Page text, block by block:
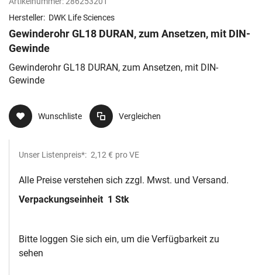
Hersteller: DWK Life Sciences
Gewinderohr GL18 DURAN, zum Ansetzen, mit DIN-
Gewinde
Gewinderohr GL18 DURAN, zum Ansetzen, mit DIN-
Gewinde
Wunschliste Vergleichen
Unser Listenpreis*: 2,12 € pro VE
Alle Preise verstehen sich zzgl. Mwst. und Versand.
Verpackungseinheit 1 Stk
Bitte loggen Sie sich ein, um die Verfügbarkeit zu
sehen